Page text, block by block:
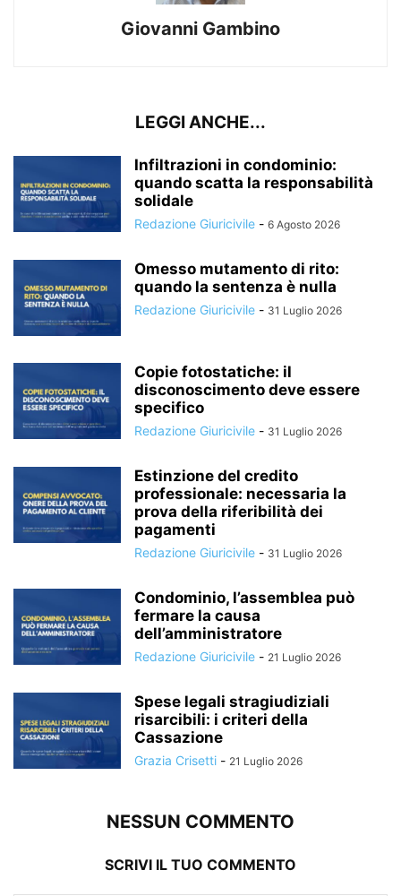
Giovanni Gambino
LEGGI ANCHE...
Infiltrazioni in condominio:
quando scatta la responsabilità
solidale
Redazione Giuricivile - 6 Agosto 2026
Omesso mutamento di rito:
quando la sentenza è nulla
Redazione Giuricivile - 31 Luglio 2026
Copie fotostatiche: il
disconoscimento deve essere
specifico
Redazione Giuricivile - 31 Luglio 2026
Estinzione del credito
professionale: necessaria la
prova della riferibilità dei
pagamenti
Redazione Giuricivile - 31 Luglio 2026
Condominio, l’assemblea può
fermare la causa
dell’amministratore
Redazione Giuricivile - 21 Luglio 2026
Spese legali stragiudiziali
risarcibili: i criteri della
Cassazione
Grazia Crisetti - 21 Luglio 2026
NESSUN COMMENTO
SCRIVI IL TUO COMMENTO